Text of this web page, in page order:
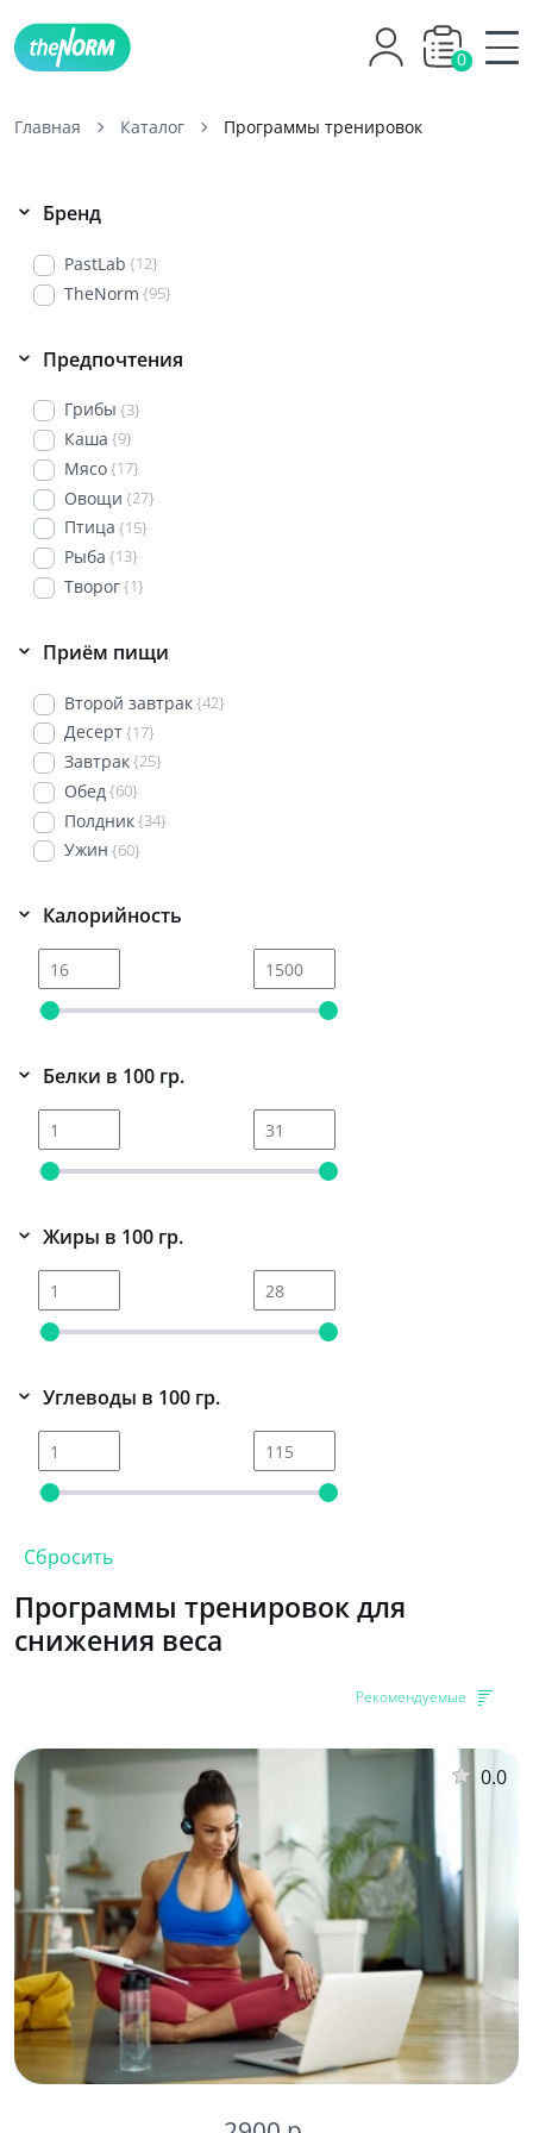
0
Главная Каталог Программы тренировок
Бренд
PastLab {12}
TheNorm {95}
Предпочтения
Грибы {3}
Каша {9}
Мясо{17}
Овощи {27}
Птица {15}
Рыба {13}
Творог{1}
Приём пищи
Второй завтрак{42}
Десерт{17}
Завтрак{25}
Обед {60}
Полдник{34}
Ужин {60}
Калорийность
Белки в 100 гр.
Жиры в 100 гр.
Углеводы в 100 гр.
Сбросить
Программы тренировок для
снижения веса
Рекомендуемые
0.0